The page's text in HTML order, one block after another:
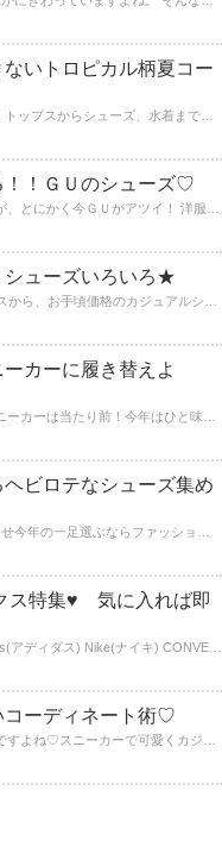
いトロピカル柄夏コー
！！ＧＵのシューズ♡
シューズいろいろ★
カーに履き替えよ
ビロテなシューズ集め
ス特集♥ 気に入れば即
コーディネート術♡